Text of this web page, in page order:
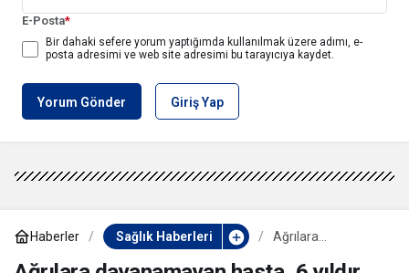
E-Posta*
Bir dahaki sefere yorum yaptığımda kullanılmak üzere adımı, e-
posta adresimi ve web site adresimi bu tarayıcıya kaydet.
Yorum Gönder Giriş Yap
Haberler Sağlık Haberleri
Ağrılara
hasta, 6 yıldır